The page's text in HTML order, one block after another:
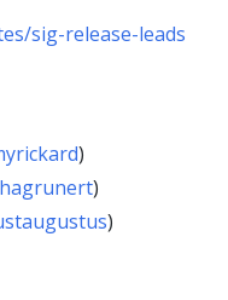
sig-release-leads
)
)
)